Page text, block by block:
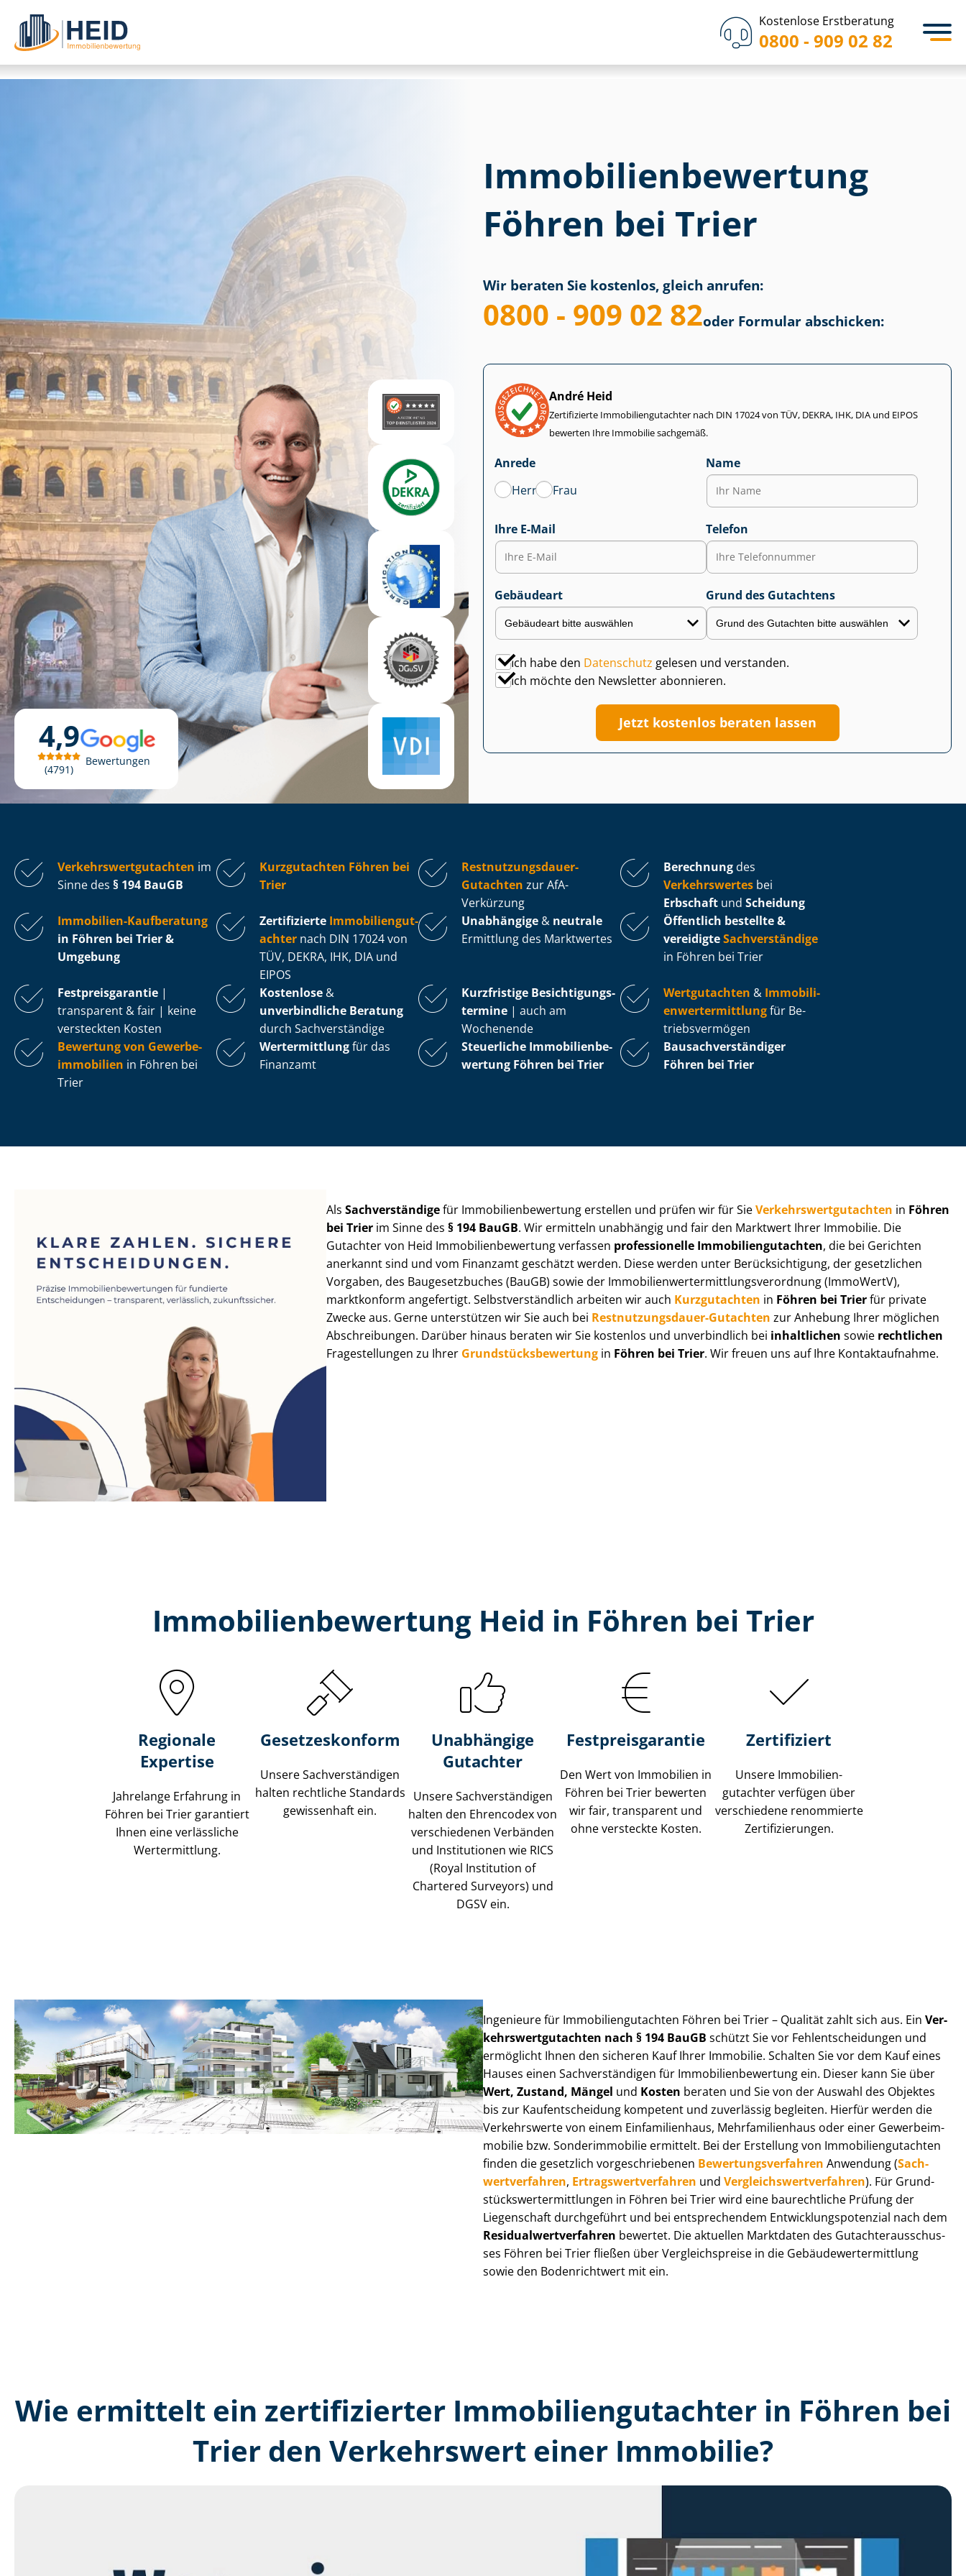
Kostenlose Erstberatung
0800 - 909 02 82
4,9
4791
Bewertungen
Immobilien­bewertung
Föhren bei Trier
Wir beraten Sie kostenlos, gleich anrufen:
0800 - 909 02 82oder Formular abschicken:
André Heid
Zertifizierte Im­mo­bi­li­en­gut­ach­ter nach DIN 17024 von TÜV, DEKRA, IHK, DIA und EIPOS
bewerten Ihre Immobilie sachgemäß.
Anrede
Herr
Frau
Name
Ihre E-Mail Telefon
Gebäudeart Grund des Gutachtens
Ich habe den Datenschutz gelesen und verstanden.
Ich möchte den Newsletter abonnieren.
Jetzt kostenlos beraten lassen
Ver­kehrs­wert­gut­ach­ten im
Sinne des § 194 BauGB
Kurzgutachten Föhren bei
Trier
Rest­nut­zungs­dau­er-
Gutachten zur AfA-
Verkürzung
Berechnung des
Verkehrswertes bei
Erbschaft und Scheidung
Immobilien-Kaufberatung
in Föhren bei Trier &
Umgebung
Zertifizierte Im­mo­bi­li­en­gut­
ach­ter nach DIN 17024 von
TÜV, DEKRA, IHK, DIA und
EIPOS
Unabhängige & neutrale
Ermittlung des Marktwertes
Öffentlich bestellte &
vereidigteSachverständige
in Föhren bei Trier
Fest­preis­ga­ran­tie |
transparent & fair | keine
versteckten Kosten
Kostenlose &
unverbindliche Beratung
durch Sachverständige
Kurzfristige Be­sich­ti­gungs­
ter­mi­ne | auch am
Wochenende
Wertgutachten & Im­mo­bi­li­
en­wert­ermitt­lungfür Be­
triebs­ver­mö­gen
Bewertung von Ge­wer­be­
im­mo­bi­li­en in Föhren bei
Trier
Wertermittlungfür das
Finanzamt
Steuerliche Im­mo­bi­li­en­be­
wer­tung Föhren bei Trier
Bau­sach­ver­stän­di­ger
Föhren bei Trier
AlsSachverständigefür Im­mo­bi­li­en­be­wer­tung erstellen und prüfen wir für SieVer­kehrs­wert­gut­ach­ten in Föhren
bei Trier im Sinne des§ 194 BauGB. Wir ermitteln unabhängig und fair den Marktwert Ihrer Immobilie. Die
Gutachter von Heid Im­mo­bi­li­en­be­wer­tung verfassen professionelle Im­mo­bi­li­en­gut­ach­ten, die bei Gerichten
anerkannt sind und vom Finanzamt geschätzt werden. Diese werden unter Be­rück­sich­ti­gung, der gesetzlichen
Vorgaben, des Baugesetzbuches (BauGB) sowie der Im­mo­bi­li­en­wert­ermitt­lungs­ver­ord­nung (ImmoWertV),
marktkonform angefertigt. Selbst­ver­ständ­lich arbeiten wir auch Kurzgutachten in Föhren bei Trierfür private
Zwecke aus. Gerne unterstützen wir Sie auch bei Rest­nut­zungs­dau­er-Gutachten zur Anhebung Ihrer möglichen
Abschreibungen. Darüber hinaus beraten wir Sie kostenlos und unverbindlich bei inhaltlichen sowie rechtlichen
Fragestellungen zu Ihrer Grund­stücks­be­wer­tung in Föhren bei Trier. Wir freuen uns auf Ihre Kontaktaufnahme.
Immobilien­bewertung Heid in Föhren bei Trier
Regionale
Expertise
Jahrelange Erfahrung in
Föhren bei Trier garantiert
Ihnen eine verlässliche
Wertermittlung.
Gesetzes­konform
Unsere Sach­ver­stän­di­gen
halten rechtliche Standards
gewissenhaft ein.
Unabhängige
Gutachter
Unsere Sach­ver­stän­di­gen
halten den Ehrencodex von
verschiedenen Verbänden
und Institutionen wie RICS
(Royal Institution of
Chartered Surveyors) und
DGSV ein.
Festpreis​garantie
Den Wert von Immobilien in
Föhren bei Trier bewerten
wir fair, transparent und
ohne versteckte Kosten.
Zertifiziert
Unsere Immobilien­
gutachter verfügen über
verschiedene renommierte
Zer­ti­fi­zie­run­gen.
Ingenieure für Im­mo­bi­li­en­gut­ach­ten Föhren bei Trier – Qualität zahlt sich aus. Ein Ver­
kehrs­wert­gut­ach­ten nach § 194 BauGB schützt Sie vor Fehl­ent­schei­dun­gen und
ermöglicht Ihnen den sicheren Kauf Ihrer Immobilie. Schalten Sie vor dem Kauf eines
Hauses einen Sach­ver­stän­di­gen für Im­mo­bi­li­en­be­wer­tung ein. Dieser kann Sie über
Wert, Zustand, Mängel und Kosten beraten und Sie von der Auswahl des Objektes
bis zur Kauf­ent­schei­dung kompetent und zuverlässig begleiten. Hierfür werden die
Verkehrswerte von einem Einfamilienhaus, Mehr­fa­mi­li­en­haus oder einer Ge­wer­be­im­
mo­bi­lie bzw. Sonderimmobilie ermittelt. Bei der Erstellung von Im­mo­bi­li­en­gut­ach­ten
finden die gesetzlich vor­ge­schrie­be­nen Be­wer­tungs­ver­fah­ren Anwendung (Sach­
wert­ver­fah­ren, Er­trags­wert­ver­fah­ren und Ver­gleichs­wert­ver­fah­ren). Für Grund­
stücks­wert­ermitt­lun­gen in Föhren bei Trier wird eine baurechtliche Prüfung der
Liegenschaft durchgeführt und bei entsprechendem Ent­wick­lungs­po­ten­zi­al nach dem
Re­si­du­al­wert­ver­fah­ren bewertet. Die aktuellen Marktdaten des Gut­ach­ter­aus­schus­
ses Föhren bei Trier fließen über Ver­gleichs­prei­se in die Ge­bäu­de­wert­ermitt­lung
sowie den Bodenrichtwert mit ein.
Wie ermittelt ein zertifizierter Immobilien­gutachter in Föhren bei
Trier den Verkehrswert einer Immobilie?